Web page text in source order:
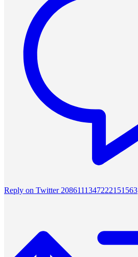
Reply on Twitter 2086111347222151563